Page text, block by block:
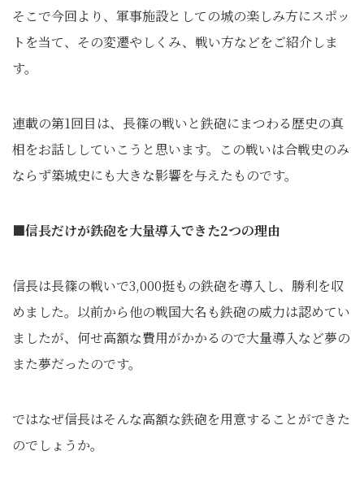
そこで今回より、軍事施設としての城の楽しみ方にスポッ
トを当て、その変遷やしくみ、戦い方などをご紹介しま
す。
連載の第1回目は、長篠の戦いと鉄砲にまつわる歴史の真
相をお話ししていこうと思います。この戦いは合戦史のみ
ならず築城史にも大きな影響を与えたものです。
■信長だけが鉄砲を大量導入できた2つの理由
信長は長篠の戦いで3,000挺もの鉄砲を導入し、勝利を収
めました。以前から他の戦国大名も鉄砲の威力は認めてい
ましたが、何せ高額な費用がかかるので大量導入など夢の
また夢だったのです。
ではなぜ信長はそんな高額な鉄砲を用意することができた
のでしょうか。